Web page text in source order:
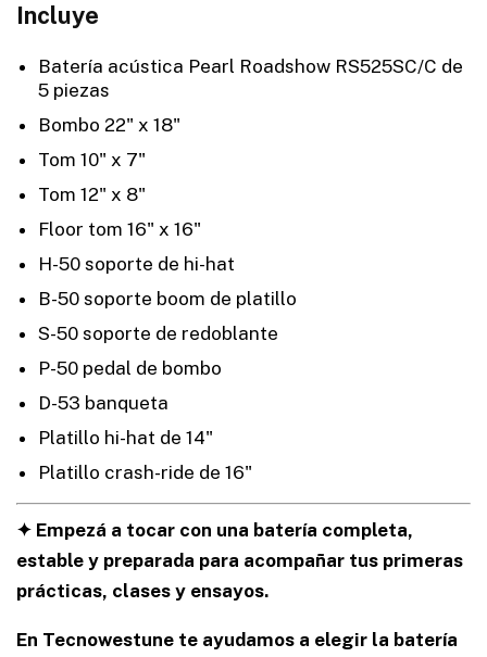
Incluye
Batería acústica Pearl Roadshow RS525SC/C de
5 piezas
Bombo 22" x 18"
Tom 10" x 7"
Tom 12" x 8"
Floor tom 16" x 16"
H-50 soporte de hi-hat
B-50 soporte boom de platillo
S-50 soporte de redoblante
P-50 pedal de bombo
D-53 banqueta
Platillo hi-hat de 14"
Platillo crash-ride de 16"
✦ Empezá a tocar con una batería completa,
estable y preparada para acompañar tus primeras
prácticas, clases y ensayos.
En Tecnowestune te ayudamos a elegir la batería